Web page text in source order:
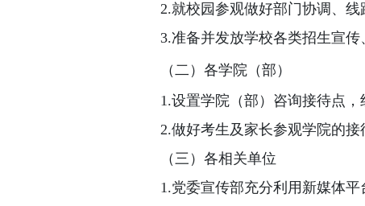
2.就校园参观做好部门协调、线
3.准备并发放学校各类招生宣传
（二）各学院（部）
1.设置学院（部）咨询接待点，
2.做好考生及家长参观学院的接
（三）各相关单位
1.党委宣传部充分利用新媒体